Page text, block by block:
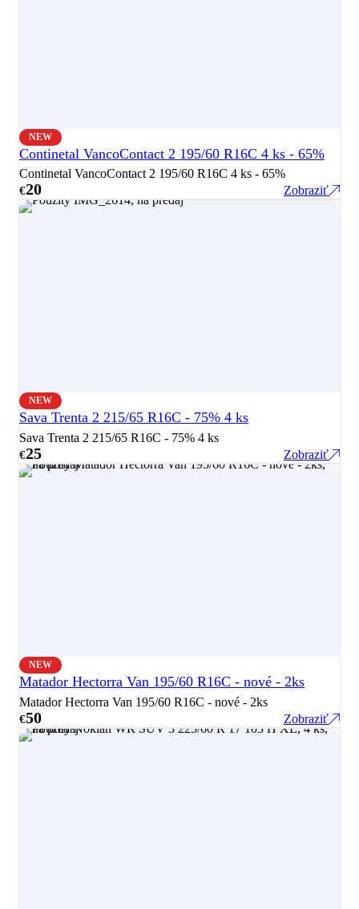
NEW
Continetal VancoContact 2 195/60 R16C 4 ks - 65%
Continetal VancoContact 2 195/60 R16C 4 ks - 65%
€20 Zobraziť
NEW
Sava Trenta 2 215/65 R16C - 75% 4 ks
Sava Trenta 2 215/65 R16C - 75% 4 ks
€25 Zobraziť
NEW
Matador Hectorra Van 195/60 R16C - nové - 2ks
Matador Hectorra Van 195/60 R16C - nové - 2ks
€50 Zobraziť